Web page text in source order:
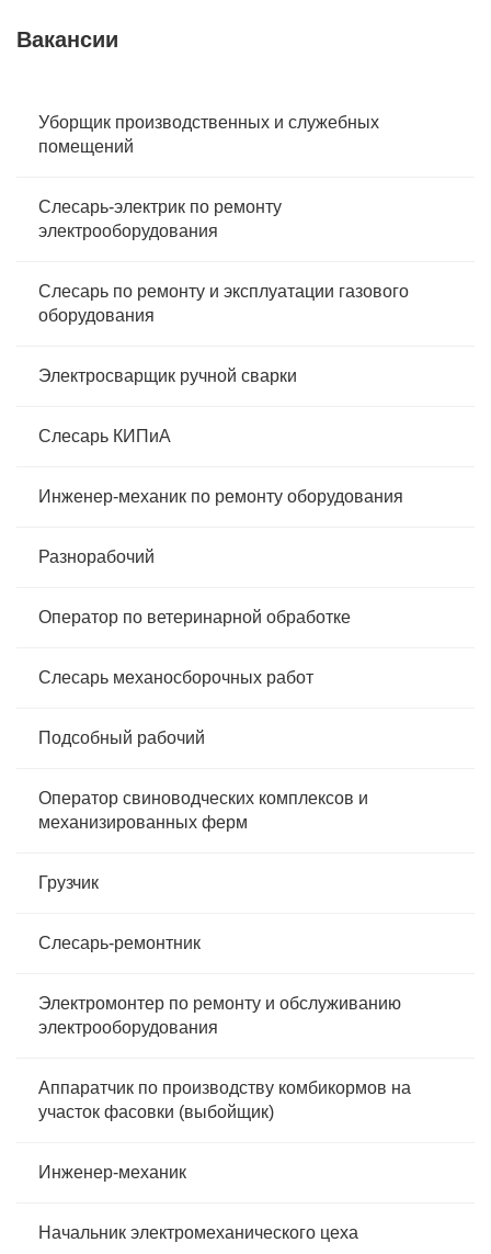
Вакансии
Уборщик производственных и служебных
помещений
Слесарь-электрик по ремонту
электрооборудования
Слесарь по ремонту и эксплуатации газового
оборудования
Электросварщик ручной сварки
Слесарь КИПиА
Инженер-механик по ремонту оборудования
Разнорабочий
Оператор по ветеринарной обработке
Слесарь механосборочных работ
Подсобный рабочий
Оператор свиноводческих комплексов и
механизированных ферм
Грузчик
Слесарь-ремонтник
Электромонтер по ремонту и обслуживанию
электрооборудования
Аппаратчик по производству комбикормов на
участок фасовки (выбойщик)
Инженер-механик
Начальник электромеханического цеха